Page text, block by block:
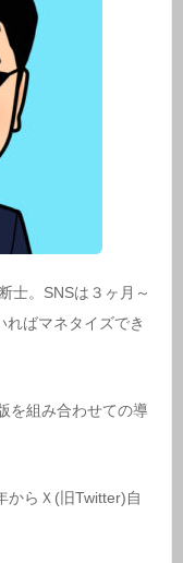
士。SNSは３ヶ月～
ばマネタイズでき
を組み合わせての導
からＸ(旧Twitter)自